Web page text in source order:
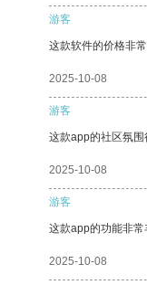
游客
这款软件的价格非
2025-10-08
游客
这款app的社区氛围
2025-10-08
游客
这款app的功能非常
2025-10-08